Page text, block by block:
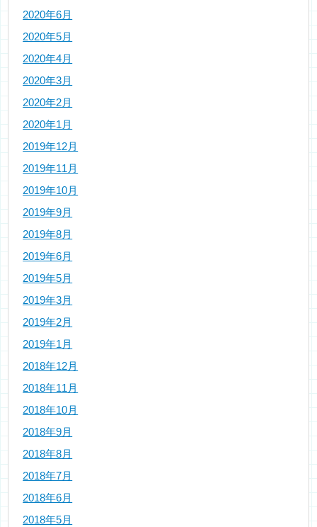
2020年6月
2020年5月
2020年4月
2020年3月
2020年2月
2020年1月
2019年12月
2019年11月
2019年10月
2019年9月
2019年8月
2019年6月
2019年5月
2019年3月
2019年2月
2019年1月
2018年12月
2018年11月
2018年10月
2018年9月
2018年8月
2018年7月
2018年6月
2018年5月